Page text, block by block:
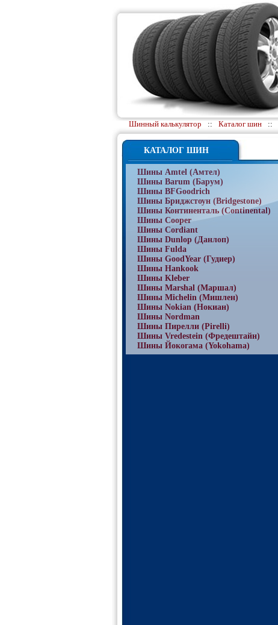
Шинный калькулятор :: Каталог шин ::
КАТАЛОГ ШИН
Шины Amtel (Амтел)
Шины Barum (Барум)
Шины BFGoodrich
Шины Бриджстоун (Bridgestone)
Шины Континенталь (Continental)
Шины Cooper
Шины Cordiant
Шины Dunlop (Данлоп)
Шины Fulda
Шины GoodYear (Гудиер)
Шины Hankook
Шины Kleber
Шины Marshal (Маршал)
Шины Michelin (Мишлен)
Шины Nokian (Нокиан)
Шины Nordman
Шины Пирелли (Pirelli)
Шины Vredestein (Фредештайн)
Шины Йокогама (Yokohama)